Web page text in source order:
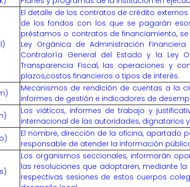
l)
El detalle de los contratos de crédito
de los fondos con los que se pagarán
préstamos o contratos de financiamiento,
Ley Orgánica de Administración
Contraloría General del Estado y la Ley
Transparencia Fiscal, las operaciones y
plazos,costos financieros o tipos de interés.
Mecanismos de rendición de cuentas a la
informes de gestión e indicadores de
n)
Los viáticos, informes de trabajo y
internacional de las autoridades, dignatarios
o)
El nombre, dirección de la oficina, apartado
responsable de atender la información
s)
Los organismos seccionales, informarán
las resoluciones que adoptaren, mediante
respectivas sesiones de estos cuerpos